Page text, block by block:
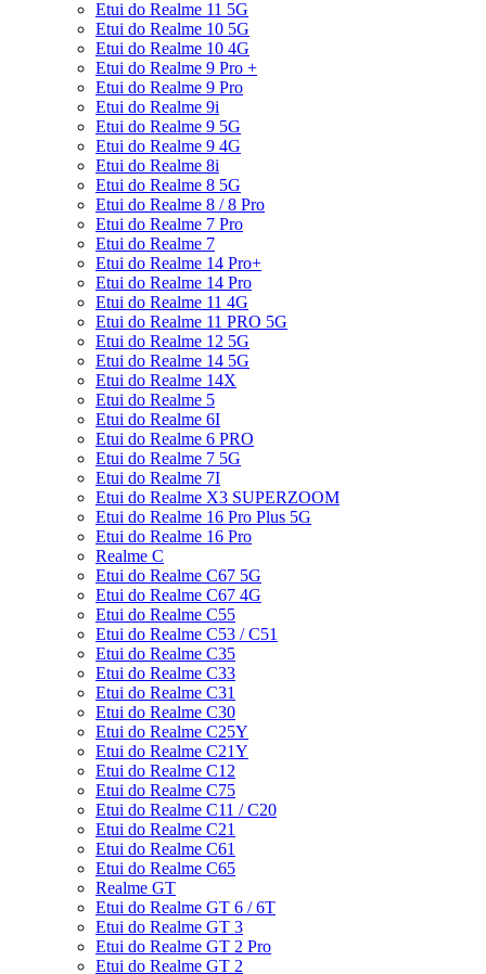
Etui do Realme 11 5G
Etui do Realme 10 5G
Etui do Realme 10 4G
Etui do Realme 9 Pro +
Etui do Realme 9 Pro
Etui do Realme 9i
Etui do Realme 9 5G
Etui do Realme 9 4G
Etui do Realme 8i
Etui do Realme 8 5G
Etui do Realme 8 / 8 Pro
Etui do Realme 7 Pro
Etui do Realme 7
Etui do Realme 14 Pro+
Etui do Realme 14 Pro
Etui do Realme 11 4G
Etui do Realme 11 PRO 5G
Etui do Realme 12 5G
Etui do Realme 14 5G
Etui do Realme 14X
Etui do Realme 5
Etui do Realme 6I
Etui do Realme 6 PRO
Etui do Realme 7 5G
Etui do Realme 7I
Etui do Realme X3 SUPERZOOM
Etui do Realme 16 Pro Plus 5G
Etui do Realme 16 Pro
Realme C
Etui do Realme C67 5G
Etui do Realme C67 4G
Etui do Realme C55
Etui do Realme C53 / C51
Etui do Realme C35
Etui do Realme C33
Etui do Realme C31
Etui do Realme C30
Etui do Realme C25Y
Etui do Realme C21Y
Etui do Realme C12
Etui do Realme C75
Etui do Realme C11 / C20
Etui do Realme C21
Etui do Realme C61
Etui do Realme C65
Realme GT
Etui do Realme GT 6 / 6T
Etui do Realme GT 3
Etui do Realme GT 2 Pro
Etui do Realme GT 2